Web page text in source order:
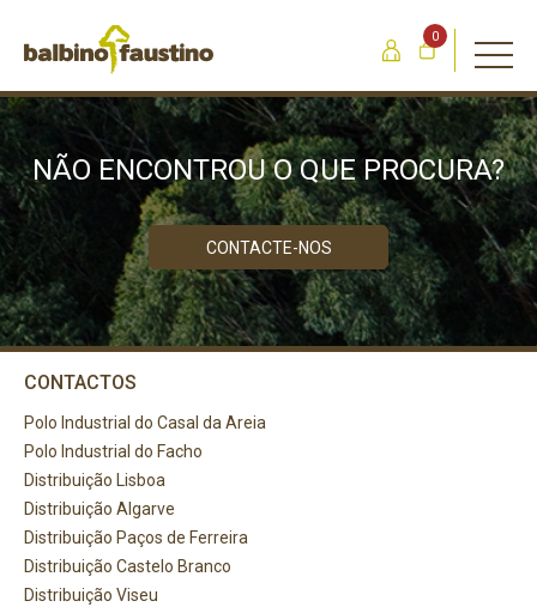
0
NÃO ENCONTROU O QUE PROCURA?
CONTACTE-NOS
CONTACTOS
Polo Industrial do Casal da Areia
Polo Industrial do Facho
Distribuição Lisboa
Distribuição Algarve
Distribuição Paços de Ferreira
Distribuição Castelo Branco
Distribuição Viseu